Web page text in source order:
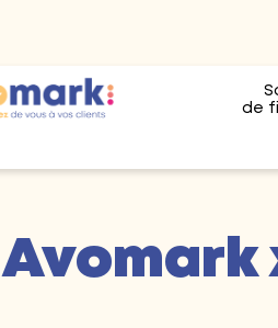
de
Avomark